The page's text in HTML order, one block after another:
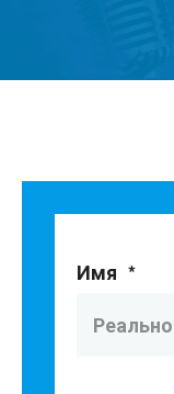
Имя *